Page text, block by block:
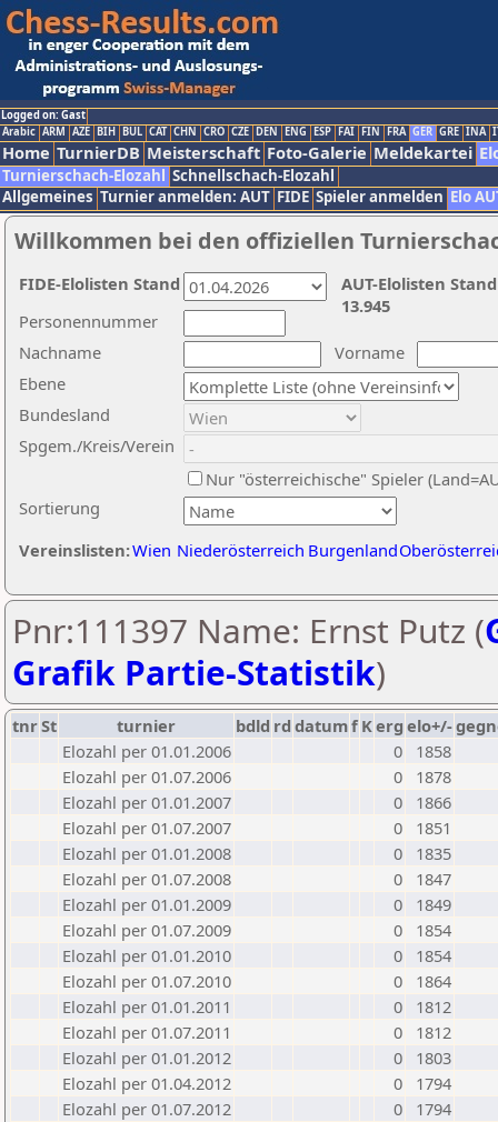
Logged on: Gast
Arabic ARM AZE BIH BUL CAT CHN CRO CZE DEN ENG ESP FAI FIN FRA GER GRE INA
Home TurnierDB Meisterschaft Foto-Galerie Meldekartei
Turnierschach-Elozahl Schnellschach-Elozahl
Allgemeines Turnier anmelden: AUT FIDE Spieler anmelden Elo
Willkommen bei den offiziellen
Nachname
Vorname
Ebene
Sortierung
Personennummer
Bundesland
Spgem./Kreis/Verein
Nur "österreichische" Spieler
Vereinslisten:Wien Niederösterreich Burgenland
AUT-Elolisten
13.945
FIDE-Elolisten Stand
Pnr:111397 Name: Ernst Putz (
Grafik Partie-Statistik)
tnrSt turnier bdld rd datumf Kerg elo+/-
Elozahl per 01.01.2006
0
1858
Elozahl per 01.07.2006
0
1878
Elozahl per 01.01.2007
0
1866
Elozahl per 01.07.2007
0
1851
Elozahl per 01.01.2008
0
1835
Elozahl per 01.07.2008
0
1847
Elozahl per 01.01.2009
0
1849
Elozahl per 01.07.2009
0
1854
Elozahl per 01.01.2010
0
1854
Elozahl per 01.07.2010
0
1864
Elozahl per 01.01.2011
0
1812
Elozahl per 01.07.2011
0
1812
Elozahl per 01.01.2012
0
1803
Elozahl per 01.04.2012
0
1794
Elozahl per 01.07.2012
0
1794